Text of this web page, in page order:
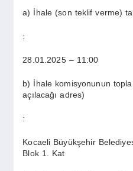
a) İhale (son teklif verme)
:
28.01.2025 – 11:00
b) İhale komisyonunun
açılacağı adres)
:
Kocaeli Büyükşehir
Blok 1. Kat